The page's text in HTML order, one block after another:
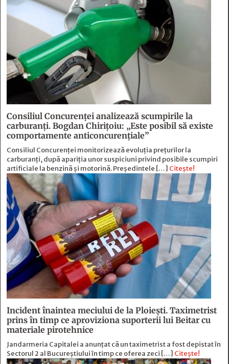
Consiliul Concurenței analizează scumpirile la
carburanți. Bogdan Chirițoiu: „Este posibil să existe
comportamente anticoncurențiale”
Consiliul Concurenței monitorizează evoluția prețurilor la
carburanți, după apariția unor suspiciuni privind posibile scumpiri
artificiale la benzină și motorină. Președintele […] Citește!
Incident înaintea meciului de la Ploiești. Taximetrist
prins în timp ce aproviziona suporterii lui Beitar cu
materiale pirotehnice
Jandarmeria Capitalei a anunțat că un taximetrist a fost depistat în
Sectorul 2 al Bucureștiului în timp ce oferea zeci […] Citește!